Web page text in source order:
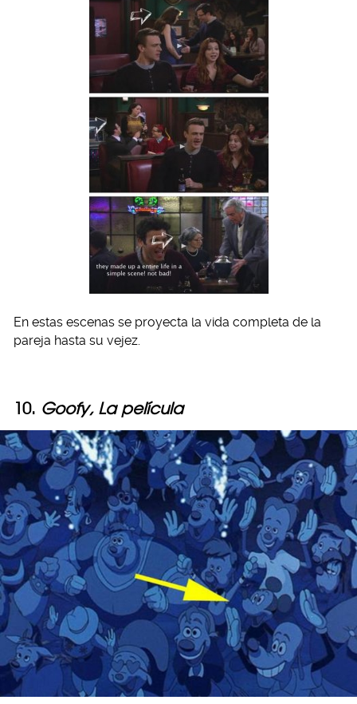
En estas escenas se proyecta la vida completa de la
pareja hasta su vejez.
10. Goofy, La película